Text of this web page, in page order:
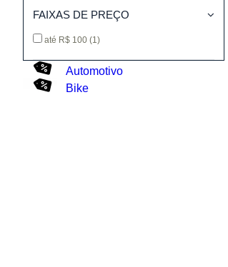
FAIXAS DE PREÇO
até R$ 100 (1)
Automotivo
Bike